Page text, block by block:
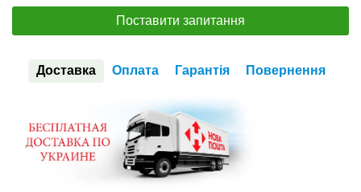
Поставити запитання
Доставка Оплата Гарантія Повернення